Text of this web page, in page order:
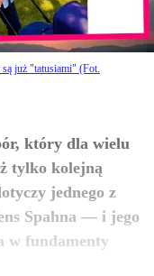
są już "tatusiami" (Fot.
który dla wielu
tylko kolejną
jednego z
Spahna — i jego
w fundamenty